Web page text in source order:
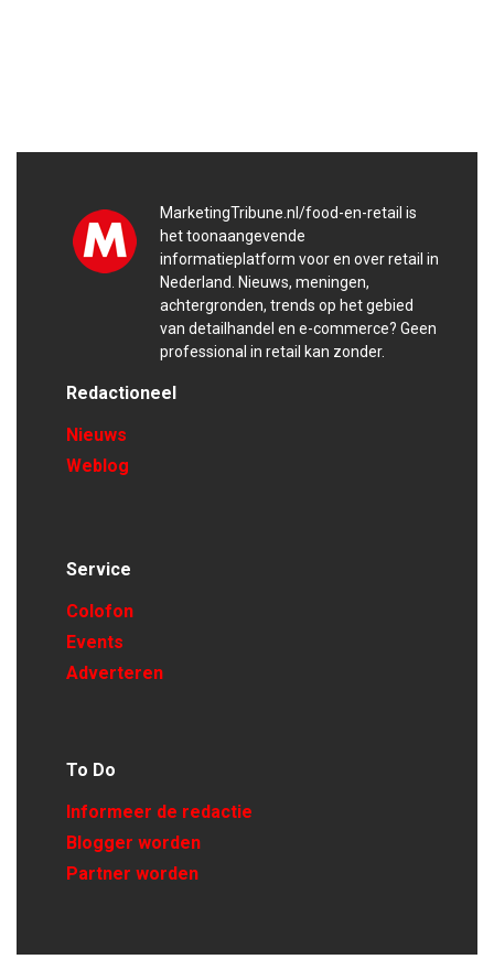
MarketingTribune.nl/food-en-retail is
het toonaangevende
informatieplatform voor en over retail in
Nederland. Nieuws, meningen,
achtergronden, trends op het gebied
van detailhandel en e-commerce? Geen
professional in retail kan zonder.
Redactioneel
Nieuws
Weblog
Service
Colofon
Events
Adverteren
To Do
Informeer de redactie
Blogger worden
Partner worden